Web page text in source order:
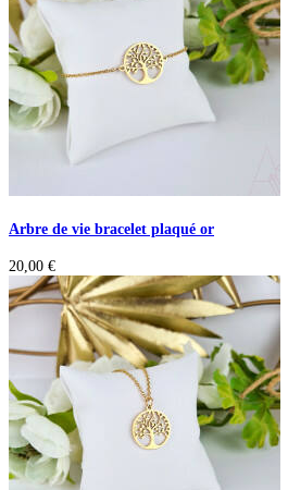
Arbre de vie bracelet plaqué or
20,00 €